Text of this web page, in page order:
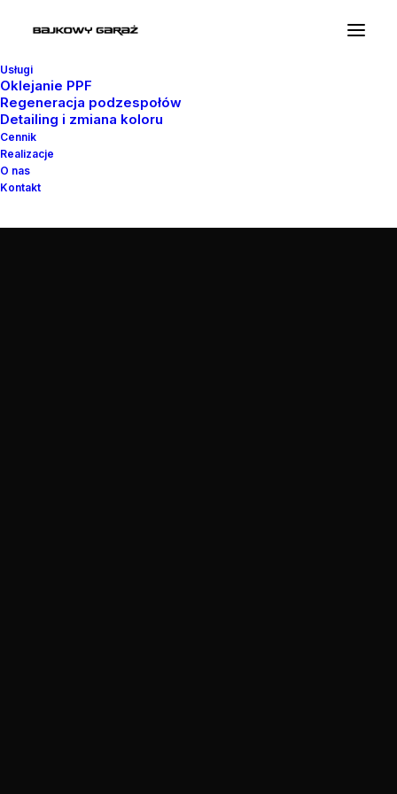
Usługi
Oklejanie PPF
Regeneracja podzespołów
Detailing i zmiana koloru
Cennik
Realizacje
O nas
Kontakt
© 2026 Bajkowy Garaż. Wszystkie prawa zastrzeżone